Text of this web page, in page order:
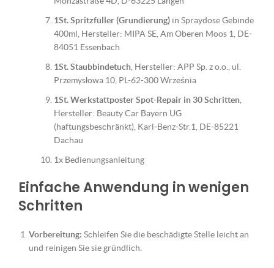
1St. Spritzfüller (Grundierung) in Spraydose Gebinde
400ml, Hersteller: MIPA SE, Am Oberen Moos 1, DE-
84051 Essenbach
1St. Staubbindetuch , Hersteller: APP Sp. z o.o., ul.
Przemysłowa 10, PL-62-300 Września
1St. Werkstattposter Spot-Repair in 30 Schritten
Hersteller: Beauty Car Bayern UG
(haftungsbeschränkt), Karl-Benz-Str.1, DE-85221
Dachau
1x Bedienungsanleitung
Einfache Anwendung in wenigen
Schritten
Vorbereitung: Schleifen Sie die beschädigte Stelle leicht an
und reinigen Sie sie gründlich.